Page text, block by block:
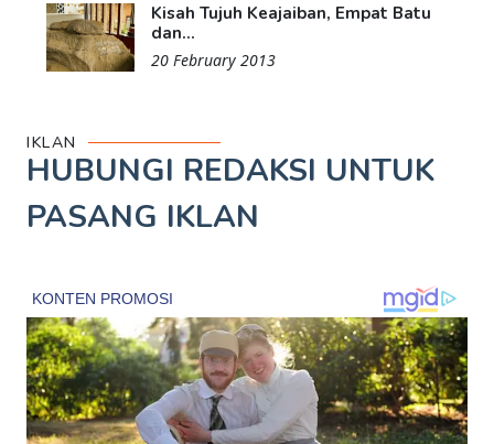
Kisah Tujuh Keajaiban, Empat Batu
dan...
20 February 2013
IKLAN
HUBUNGI REDAKSI UNTUK
PASANG IKLAN